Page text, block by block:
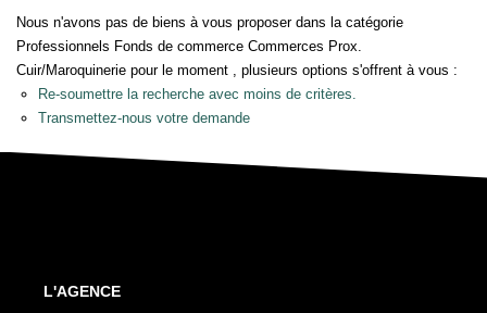
L'AGENCE
Qui Sommes Nous
Notre Équipe
Nous n'avons pas de biens à vous proposer dans la catégorie
Professionnels Fonds de commerce Commerces Prox.
Cuir/Maroquinerie pour le moment , plusieurs options s'offrent à vous :
Re-soumettre la recherche avec moins de critères.
Transmettez-nous votre demande
L'AGENCE